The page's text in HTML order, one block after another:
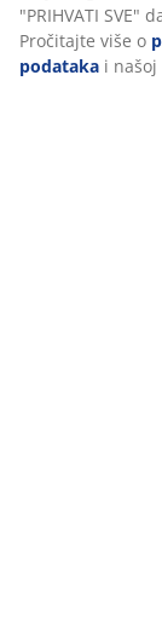
"PRIHVATI SVE"
Pročitajte više o
podataka i našoj